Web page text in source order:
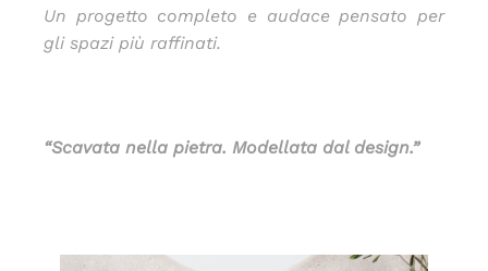
Un progetto completo e audace pensato per
gli spazi più raffinati.
“Scavata nella pietra. Modellata dal design.”